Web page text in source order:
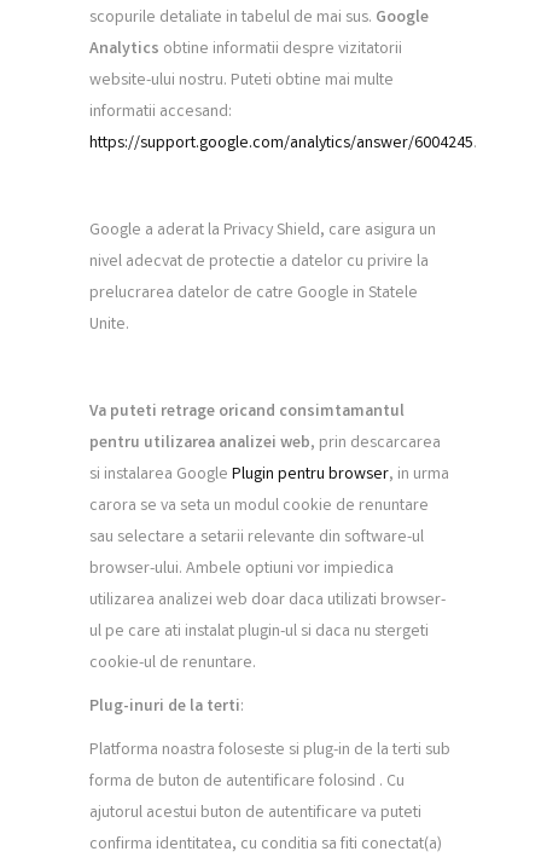
scopurile detaliate in tabelul de mai sus. Google
Analytics obtine informatii despre vizitatorii
website-ului nostru. Puteti obtine mai multe
informatii accesand:
https://support.google.com/analytics/answer/6004245.
Google a aderat la Privacy Shield, care asigura un
nivel adecvat de protectie a datelor cu privire la
prelucrarea datelor de catre Google in Statele
Unite.
Va puteti retrage oricand consimtamantul
pentru utilizarea analizei web, prin descarcarea
si instalarea Google Plugin pentru browser, in urma
carora se va seta un modul cookie de renuntare
sau selectare a setarii relevante din software-ul
browser-ului. Ambele optiuni vor impiedica
utilizarea analizei web doar daca utilizati browser-
ul pe care ati instalat plugin-ul si daca nu stergeti
cookie-ul de renuntare.
Plug-inuri de la terti:
Platforma noastra foloseste si plug-in de la terti sub
forma de buton de autentificare folosind . Cu
ajutorul acestui buton de autentificare va puteti
confirma identitatea, cu conditia sa fiti conectat(a)